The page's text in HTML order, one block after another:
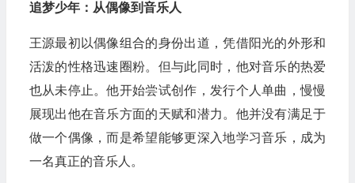
追梦少年：从偶像到音乐人
王源最初以偶像组合的身份出道，凭借阳光的外形和
活泼的性格迅速圈粉。但与此同时，他对音乐的热爱
也从未停止。他开始尝试创作，发行个人单曲，慢慢
展现出他在音乐方面的天赋和潜力。他并没有满足于
做一个偶像，而是希望能够更深入地学习音乐，成为
一名真正的音乐人。